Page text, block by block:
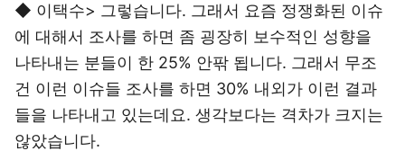
◆ 이택수> 그렇습니다. 그래서 요즘 정쟁화된 이슈
에 대해서 조사를 하면 좀 굉장히 보수적인 성향을
나타내는 분들이 한 25% 안팎 됩니다. 그래서 무조
건 이런 이슈들 조사를 하면 30% 내외가 이런 결과
들을 나타내고 있는데요. 생각보다는 격차가 크지는
않았습니다.